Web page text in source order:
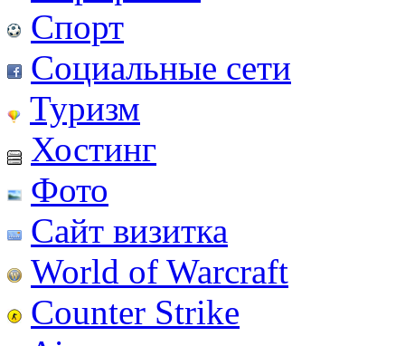
Спорт
Социальные сети
Туризм
Хостинг
Фото
Сайт визитка
World of Warcraft
Counter Strike